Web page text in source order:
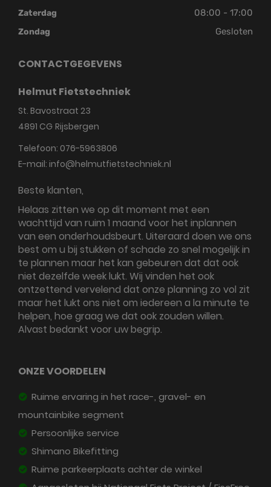
Zaterdag 08:00 - 17:00
Zondag Gesloten
CONTACTGEGEVENS
Helmut Fietstechniek
St. Bavostraat 23
4891 CG Rijsbergen
Telefoon: 076-5963806
E-mail: info@helmutfietstechniek.nl
Beste klanten,
Helaas zitten we op dit moment met een
wachttijd van ruim 1 maand voor het inplannen
van een onderhoudsbeurt. Uiteraard doen we ons
best om u bij stukken of schade zo snel mogelijk in
te plannen maar het kan gebeuren dat dat ook
niet dezelfde week lukt. Wij vinden het ook
ontzettend vervelend dat onze planning zo vol zit
maar het lukt ons niet om iedereen a la minute te
helpen, hoe graag we dat ook zouden willen.
Alvast bedankt voor uw begrip.
ONZE VOORDELEN
Ruime ervaring in het race-, gravel- en
mountainbike segment
Persoonlijke service
Shimano Bikefitting
Ruime parkeerplaats achter de winkel